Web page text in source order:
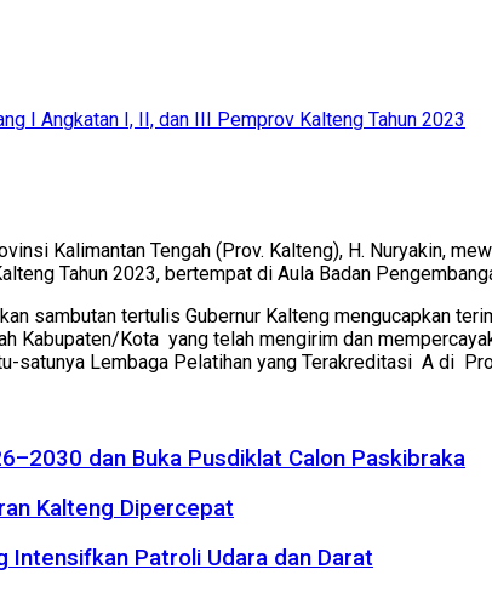
I Angkatan I, II, dan III Pemprov Kalteng Tahun 2023
Kalimantan Tengah (Prov. Kalteng), H. Nuryakin,
Tahun 2023, bertempat di Aula Badan
sambutan tertulis Gubernur Kalteng mengucapkan
Kabupaten/Kota yang telah mengirim dan
satunya Lembaga Pelatihan yang Terakreditasi A di
dan Buka Pusdiklat Calon Paskibraka
Kalteng Dipercepat
Patroli Udara dan Darat